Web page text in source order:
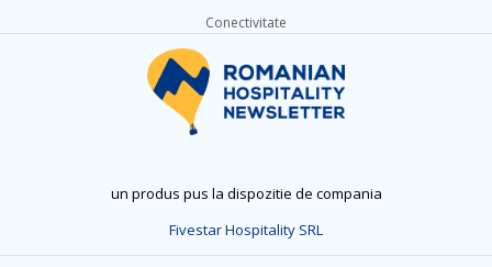
Conectivitate
un produs pus la dispozitie de compania
Fivestar Hospitality SRL